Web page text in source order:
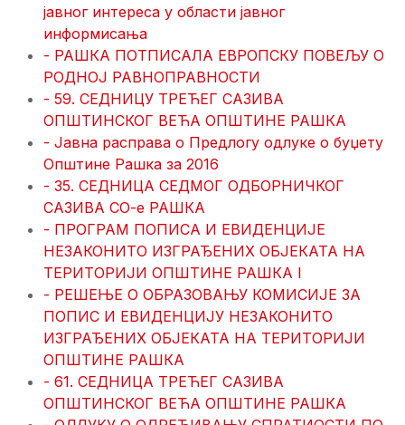
јавног интереса у области јавног
информисања
- РАШКА ПОТПИСАЛА ЕВРОПСКУ ПОВЕЉУ О
РОДНОЈ РАВНОПРАВНОСТИ
- 59. СЕДНИЦУ ТРЕЋЕГ САЗИВА
ОПШТИНСКОГ ВЕЋА ОПШТИНЕ РАШКА
- Јавна расправа о Предлогу одлуке о буџету
Општине Рашка за 2016
- 35. СЕДНИЦА СЕДМОГ ОДБОРНИЧКОГ
САЗИВА СО-е РАШКА
- ПРОГРАМ ПОПИСА И ЕВИДЕНЦИЈЕ
НЕЗАКОНИТО ИЗГРАЂЕНИХ ОБЈЕКАТА НА
ТЕРИТОРИЈИ ОПШТИНЕ РАШКА I
- РЕШЕЊЕ О ОБРАЗОВАЊУ КОМИСИЈЕ ЗА
ПОПИС И ЕВИДЕНЦИЈУ НЕЗАКОНИТО
И3ГРАЂЕНИХ ОБЈЕКАТА НА ТЕРИТОРИЈИ
ОПШТИНЕ РАШКА
- 61. СЕДНИЦА ТРЕЋЕГ САЗИВА
ОПШТИНСКОГ ВЕЋА ОПШТИНЕ РАШКА